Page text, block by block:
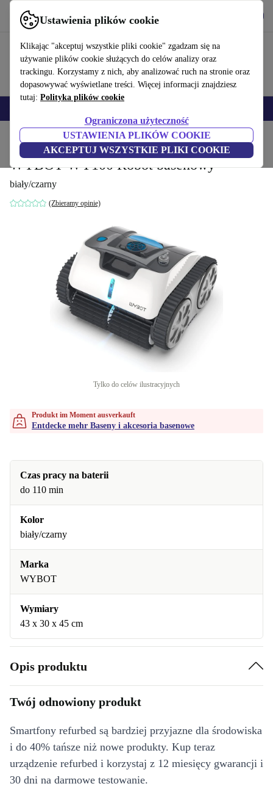
Ustawienia plików cookie
Klikając "akceptuj wszystkie pliki cookie" zgadzam się na
używanie plików cookie służących do celów analizy oraz
trackingu. Korzystamy z nich, aby analizować ruch na stronie oraz
dopasowywać wyświetlane treści. Więcej informacji znajdziesz
tutaj: Polityka plików cookie
Ograniczona użyteczność
USTAWIENIA PLIKÓW COOKIE
AKCEPTUJ WSZYSTKIE PLIKI COOKIE
Korzystaj z refurbed szybko i łatwo
Produkty Ogród Baseny i akcesoria basenowe
WYBOT WY100 Robot basenowy
biały/czarny
(Zbieramy opinie)
Tylko do celów ilustracyjnych
Produkt im Moment ausverkauft
Entdecke mehr Baseny i akcesoria basenowe
Czas pracy na baterii
do 110 min
Kolor
biały/czarny
Marka
WYBOT
Wymiary
43 x 30 x 45 cm
Opis produktu
Twój odnowiony produkt
Smartfony refurbed są bardziej przyjazne dla środowiska
i do 40% tańsze niż nowe produkty. Kup teraz
urządzenie refurbed i korzystaj z 12 miesięcy gwarancji i
30 dni na darmowe testowanie.